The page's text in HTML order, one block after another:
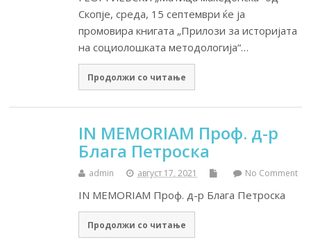
Скопје, среда, 15 септември ќе ја
промовира книгата „Прилози за историјата
на социолошката методологија“…
Продолжи со читање
IN MEMORIAM Проф. д-р
Блага Петроска
admin август 17, 2021 No Comment
IN MEMORIAM Проф. д-р Блага Петроска
Продолжи со читање